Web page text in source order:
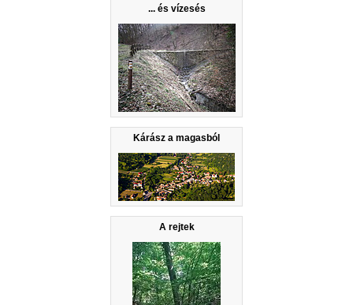
... és vízesés
Kárász a magasból
A rejtek